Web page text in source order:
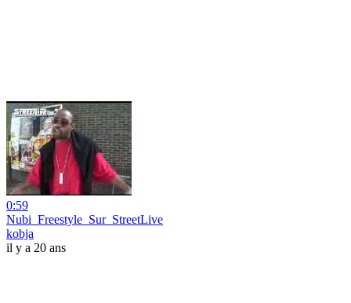
0:59
Nubi_Freestyle_Sur_StreetLive
kobja
il y a 20 ans